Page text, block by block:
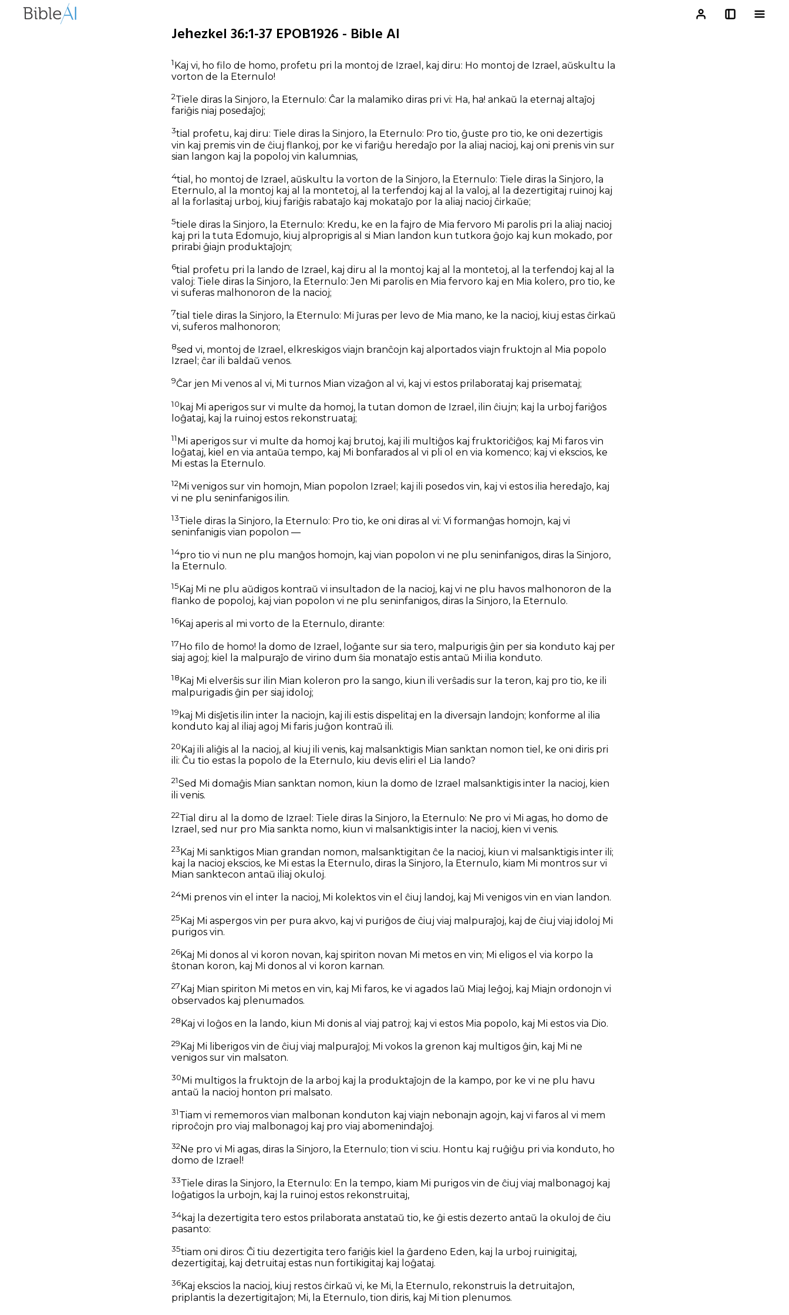
Jeĥezkel 36:1-37 EPOB1926 - Bible AI
1Kaj vi, ho filo de homo, profetu pri la montoj de Izrael, kaj diru: Ho montoj de Izrael, aŭskultu la
vorton de la Eternulo!
2Tiele diras la Sinjoro, la Eternulo: Ĉar la malamiko diras pri vi: Ha, ha! ankaŭ la eternaj altaĵoj
fariĝis niaj posedaĵoj;
3tial profetu, kaj diru: Tiele diras la Sinjoro, la Eternulo: Pro tio, ĝuste pro tio, ke oni dezertigis
vin kaj premis vin de ĉiuj flankoj, por ke vi fariĝu heredaĵo por la aliaj nacioj, kaj oni prenis vin sur
sian langon kaj la popoloj vin kalumnias,
4tial, ho montoj de Izrael, aŭskultu la vorton de la Sinjoro, la Eternulo: Tiele diras la Sinjoro, la
Eternulo, al la montoj kaj al la montetoj, al la terfendoj kaj al la valoj, al la dezertigitaj ruinoj kaj
al la forlasitaj urboj, kiuj fariĝis rabataĵo kaj mokataĵo por la aliaj nacioj ĉirkaŭe;
5tiele diras la Sinjoro, la Eternulo: Kredu, ke en la fajro de Mia fervoro Mi parolis pri la aliaj nacioj
kaj pri la tuta Edomujo, kiuj alproprigis al si Mian landon kun tutkora ĝojo kaj kun mokado, por
prirabi ĝiajn produktaĵojn;
6tial profetu pri la lando de Izrael, kaj diru al la montoj kaj al la montetoj, al la terfendoj kaj al la
valoj: Tiele diras la Sinjoro, la Eternulo: Jen Mi parolis en Mia fervoro kaj en Mia kolero, pro tio, ke
vi suferas malhonoron de la nacioj;
7tial tiele diras la Sinjoro, la Eternulo: Mi ĵuras per levo de Mia mano, ke la nacioj, kiuj estas ĉirkaŭ
vi, suferos malhonoron;
8sed vi, montoj de Izrael, elkreskigos viajn branĉojn kaj alportados viajn fruktojn al Mia popolo
Izrael; ĉar ili baldaŭ venos.
9Ĉar jen Mi venos al vi, Mi turnos Mian vizaĝon al vi, kaj vi estos prilaborataj kaj prisemataj;
10 kaj Mi aperigos sur vi multe da homoj, la tutan domon de Izrael, ilin ĉiujn; kaj la urboj fariĝos
loĝataj, kaj la ruinoj estos rekonstruataj;
11 Mi aperigos sur vi multe da homoj kaj brutoj, kaj ili multiĝos kaj fruktoriĉiĝos; kaj Mi faros vin
loĝataj, kiel en via antaŭa tempo, kaj Mi bonfarados al vi pli ol en via komenco; kaj vi ekscios, ke
Mi estas la Eternulo.
12Mi venigos sur vin homojn, Mian popolon Izrael; kaj ili posedos vin, kaj vi estos ilia heredaĵo, kaj
vi ne plu seninfanigos ilin.
13Tiele diras la Sinjoro, la Eternulo: Pro tio, ke oni diras al vi: Vi formanĝas homojn, kaj vi
seninfanigis vian popolon —
14pro tio vi nun ne plu manĝos homojn, kaj vian popolon vi ne plu seninfanigos, diras la Sinjoro,
la Eternulo.
15 Kaj Mi ne plu aŭdigos kontraŭ vi insultadon de la nacioj, kaj vi ne plu havos malhonoron de la
flanko de popoloj, kaj vian popolon vi ne plu seninfanigos, diras la Sinjoro, la Eternulo.
16Kaj aperis al mi vorto de la Eternulo, dirante:
17 Ho filo de homo! la domo de Izrael, loĝante sur sia tero, malpurigis ĝin per sia konduto kaj per
siaj agoj; kiel la malpuraĵo de virino dum ŝia monataĵo estis antaŭ Mi ilia konduto.
18 Kaj Mi elverŝis sur ilin Mian koleron pro la sango, kiun ili verŝadis sur la teron, kaj pro tio, ke ili
malpurigadis ĝin per siaj idoloj;
19 kaj Mi disĵetis ilin inter la naciojn, kaj ili estis dispelitaj en la diversajn landojn; konforme al ilia
konduto kaj al iliaj agoj Mi faris juĝon kontraŭ ili.
20 Kaj ili aliĝis al la nacioj, al kiuj ili venis, kaj malsanktigis Mian sanktan nomon tiel, ke oni diris pri
ili: Ĉu tio estas la popolo de la Eternulo, kiu devis eliri el Lia lando?
21Sed Mi domaĝis Mian sanktan nomon, kiun la domo de Izrael malsanktigis inter la nacioj, kien
ili venis.
22Tial diru al la domo de Izrael: Tiele diras la Sinjoro, la Eternulo: Ne pro vi Mi agas, ho domo de
Izrael, sed nur pro Mia sankta nomo, kiun vi malsanktigis inter la nacioj, kien vi venis.
23 Kaj Mi sanktigos Mian grandan nomon, malsanktigitan ĉe la nacioj, kiun vi malsanktigis inter ili;
kaj la nacioj ekscios, ke Mi estas la Eternulo, diras la Sinjoro, la Eternulo, kiam Mi montros sur vi
Mian sanktecon antaŭ iliaj okuloj.
24Mi prenos vin el inter la nacioj, Mi kolektos vin el ĉiuj landoj, kaj Mi venigos vin en vian landon.
25Kaj Mi aspergos vin per pura akvo, kaj vi puriĝos de ĉiuj viaj malpuraĵoj, kaj de ĉiuj viaj idoloj Mi
purigos vin.
26Kaj Mi donos al vi koron novan, kaj spiriton novan Mi metos en vin; Mi eligos el via korpo la
ŝtonan koron, kaj Mi donos al vi koron karnan.
27 Kaj Mian spiriton Mi metos en vin, kaj Mi faros, ke vi agados laŭ Miaj leĝoj, kaj Miajn ordonojn vi
observados kaj plenumados.
28Kaj vi loĝos en la lando, kiun Mi donis al viaj patroj; kaj vi estos Mia popolo, kaj Mi estos via Dio.
29 Kaj Mi liberigos vin de ĉiuj viaj malpuraĵoj; Mi vokos la grenon kaj multigos ĝin, kaj Mi ne
venigos sur vin malsaton.
30 Mi multigos la fruktojn de la arboj kaj la produktaĵojn de la kampo, por ke vi ne plu havu
antaŭ la nacioj honton pri malsato.
31Tiam vi rememoros vian malbonan konduton kaj viajn nebonajn agojn, kaj vi faros al vi mem
riproĉojn pro viaj malbonagoj kaj pro viaj abomenindaĵoj.
32 Ne pro vi Mi agas, diras la Sinjoro, la Eternulo; tion vi sciu. Hontu kaj ruĝiĝu pri via konduto, ho
domo de Izrael!
33Tiele diras la Sinjoro, la Eternulo: En la tempo, kiam Mi purigos vin de ĉiuj viaj malbonagoj kaj
loĝatigos la urbojn, kaj la ruinoj estos rekonstruitaj,
34kaj la dezertigita tero estos prilaborata anstataŭ tio, ke ĝi estis dezerto antaŭ la okuloj de ĉiu
pasanto:
35tiam oni diros: Ĉi tiu dezertigita tero fariĝis kiel la ĝardeno Eden, kaj la urboj ruinigitaj,
dezertigitaj, kaj detruitaj estas nun fortikigitaj kaj loĝataj.
36Kaj ekscios la nacioj, kiuj restos ĉirkaŭ vi, ke Mi, la Eternulo, rekonstruis la detruitaĵon,
priplantis la dezertigitaĵon; Mi, la Eternulo, tion diris, kaj Mi tion plenumos.